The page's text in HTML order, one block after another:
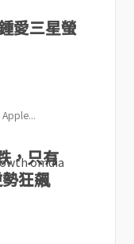
愛三星螢
Apple...
，只有
狂飆